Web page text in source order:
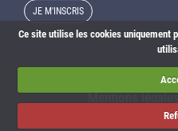
Ce site utilise les cookies uniquement
Mentions
© Franqueville-Saint-